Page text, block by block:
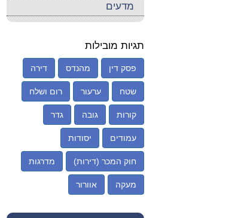
מדעים
תגיות מובילות
פסק דין מהנדס דירה
שטח ערעור רום ושלח
קורות גובה גדר
עמודים יסודות
חוק המכר (דירות) מדרגות
מעקה אוורור